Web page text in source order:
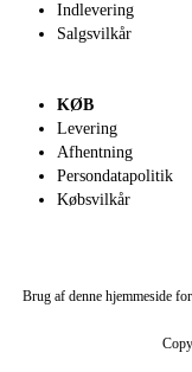
Indlevering
Salgsvilkår
KØB
Levering
Afhentning
Persondatapolitik
Købsvilkår
Brug af denne hjemmeside